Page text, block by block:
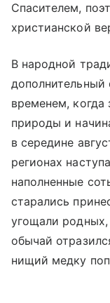
Спасителем,
христианской
В народной
дополнительный
временем, когда
природы и
в середине
регионах
наполненные
старались
угощали
обычай
нищий медку